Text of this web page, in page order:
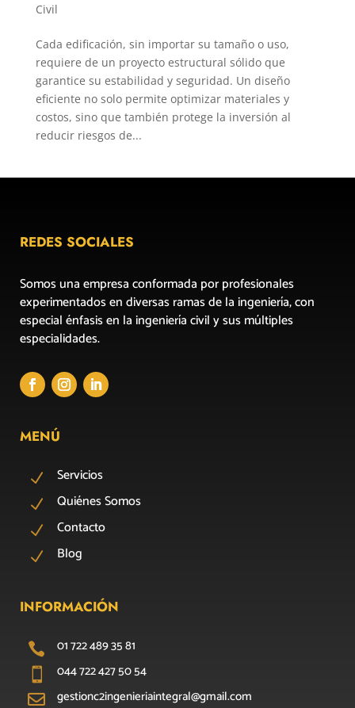
Civil
Cada edificación, sin importar su tamaño o uso,
requiere de un proyecto estructural sólido que
garantice su estabilidad y seguridad. Un diseño
eficiente no solo permite optimizar materiales y
costos, sino que también protege la inversión al
reducir riesgos de...
REDES SOCIALES
Somos una empresa conformada por profesionales
experimentados en diversas ramas de la ingeniería, con
especial énfasis en la ingeniería civil y sus múltiples
especialidades.
MENÚ
N Servicios
N Quiénes Somos
N Contacto
N Blog
INFORMACIÓN
 01 722 489 35 81
 044 722 427 50 54
 gestionc2ingenieriaintegral@gmail.com